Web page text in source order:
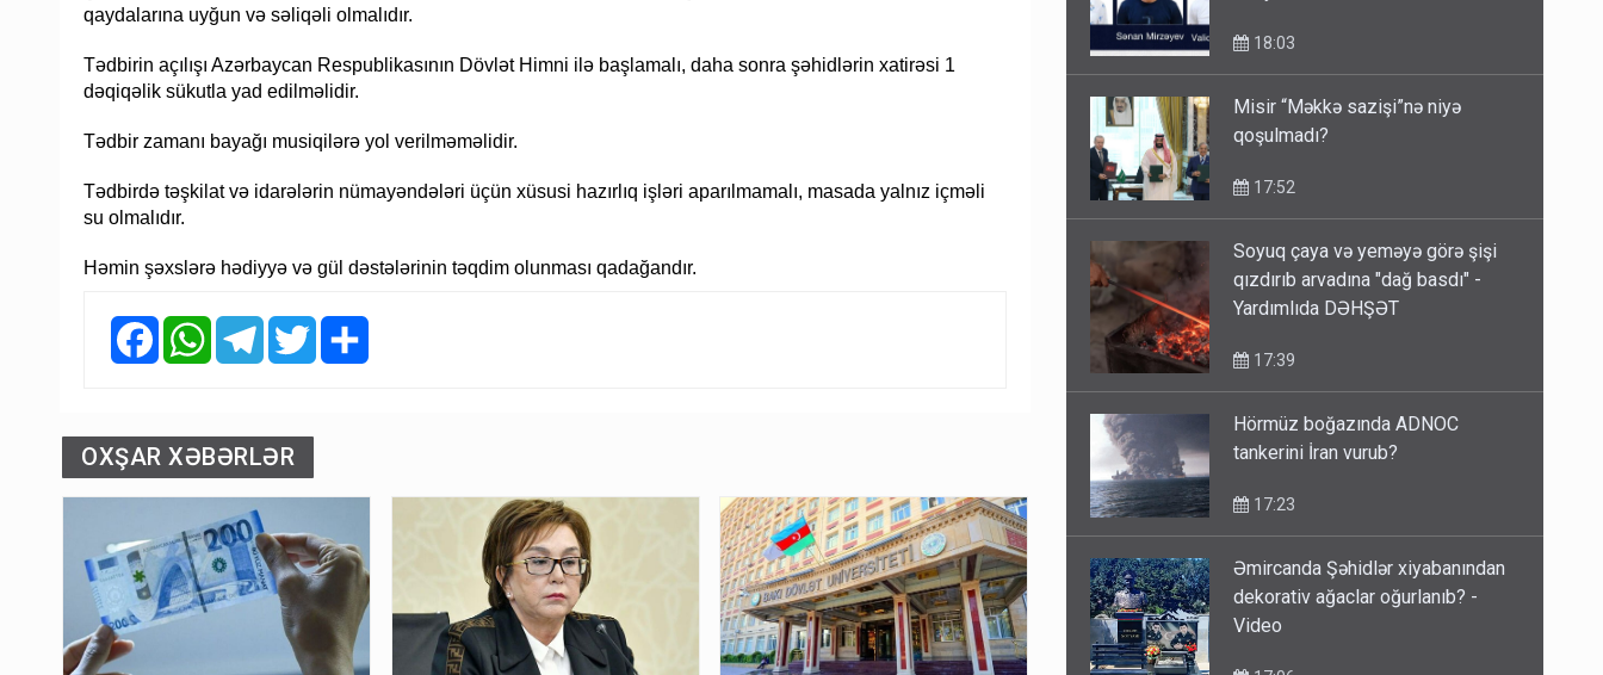
qaydalarına uyğun və səliqəli olmalıdır.
Tədbirin açılışı Azərbaycan Respublikasının Dövlət Himni ilə başlamalı, daha sonra şəhidlərin xatirəsi 1
dəqiqəlik sükutla yad edilməlidir.
Tədbir zamanı bayağı musiqilərə yol verilməməlidir.
Tədbirdə təşkilat və idarələrin nümayəndələri üçün xüsusi hazırlıq işləri aparılmamalı, masada yalnız içməli
su olmalıdır.
Həmin şəxslərə hədiyyə və gül dəstələrinin təqdim olunması qadağandır.
FacebookWhatsAppTelegramTwitter
OXŞAR XƏBƏRLƏR
Misir “Məkkə sazişi”nə niyə
Soyuq çaya və yeməyə görə şişi
qızdırıb arvadına "dağ basdı" -
Hörmüz boğazında ADNOC
Əmircanda Şəhidlər xiyabanından
dekorativ ağaclar oğurlanıb? -